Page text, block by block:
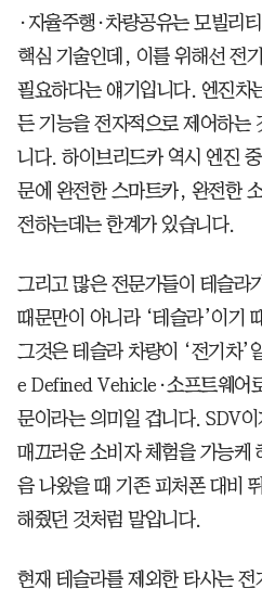
·자율주행·차량공유는 모빌리
핵심 기술인데, 이를 위해선 전
필요하다는 얘기입니다. 엔진차
든 기능을 전자적으로 제어하는
니다. 하이브리드카 역시 엔진
문에 완전한 스마트카, 완전한
전하는데는 한계가 있습니다.
그리고 많은 전문가들이 테슬라
때문만이 아니라 ‘테슬라’이기
그것은 테슬라 차량이 ‘전기차’
e Defined Vehicle·소프트웨어
문이라는 의미일 겁니다. SDV
매끄러운 소비자 체험을 가능케
음 나왔을 때 기존 피처폰 대비
해줬던 것처럼 말입니다.
현재 테슬라를 제외한 타사는 전